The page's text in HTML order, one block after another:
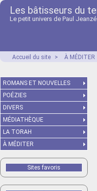
Les bâtisseurs du
Le petit univers de Paul Jeanzé
Accueil du site > À MÉDITER
ROMANS ET NOUVELLES
POÉZIES
DIVERS
MÉDIATHÈQUE
LA TORAH
À MÉDITER
Sites favoris